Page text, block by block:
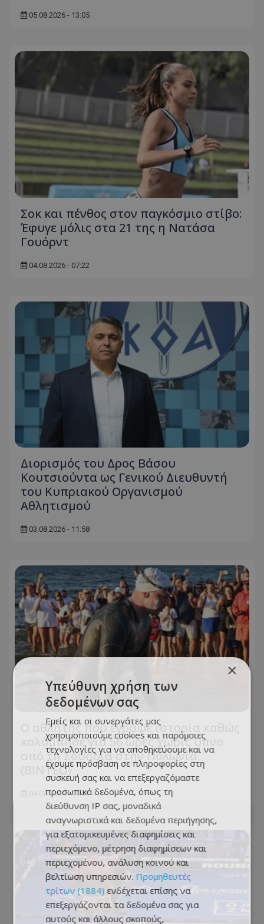
05.08.2026 - 13:05
Σοκ και πένθος στον παγκόσμιο στίβο:
Έφυγε μόλις στα 21 της η Νατάσα
Γουόρντ
04.08.2026 - 07:22
Διορισμός του Δρος Βάσου
Κουτσιούντα ως Γενικού Διευθυντή
του Κυπριακού Οργανισμού
Αθλητισμού
03.08.2026 - 11:58
Ο αθλητής που έγραψε ιστορία καθώς
κολύμπησε για 56 ώρες χωρίς ύπνο
από τη Σουηδία στην Πολωνία
(ΒΙΝΤΕΟ)
04.08.2026 - 13:41
×
Υπεύθυνη χρήση των
δεδομένων σας
Εμείς και οι συνεργάτες μας
χρησιμοποιούμε cookies και παρόμοιες
τεχνολογίες για να αποθηκεύουμε και να
έχουμε πρόσβαση σε πληροφορίες στη
συσκευή σας και να επεξεργαζόμαστε
προσωπικά δεδομένα, όπως τη
διεύθυνση IP σας, μοναδικά
αναγνωριστικά και δεδομένα περιήγησης,
για εξατομικευμένες διαφημίσεις και
περιεχόμενο, μέτρηση διαφημίσεων και
περιεχομένου, ανάλυση κοινού και
βελτίωση υπηρεσιών. Προμηθευτές
τρίτων (1884) ενδέχεται επίσης να
επεξεργάζονται τα δεδομένα σας για
αυτούς και άλλους σκοπούς,